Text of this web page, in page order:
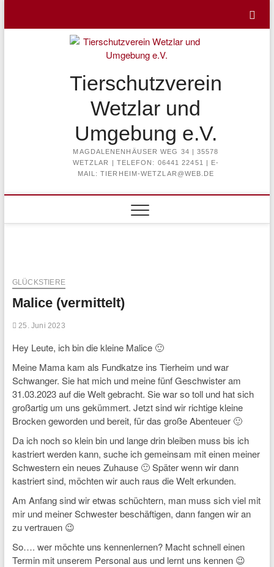
content
Tierschutzverein
Wetzlar und
Umgebung e.V.
MAGDALENENHÄUSER WEG 34 | 35578
WETZLAR | TELEFON: 06441 22451 | E-
MAIL: TIERHEIM-WETZLAR@WEB.DE
GLÜCKSTIERE
Malice (vermittelt)
25. Juni 2023
Hey Leute, ich bin die kleine Malice 🙂
Meine Mama kam als Fundkatze ins Tierheim und war
Schwanger. Sie hat mich und meine fünf Geschwister am
31.03.2023 auf die Welt gebracht. Sie war so toll und hat sich
großartig um uns gekümmert. Jetzt sind wir richtige kleine
Brocken geworden und bereit, für das große Abenteuer 🙂
Da ich noch so klein bin und lange drin bleiben muss bis ich
kastriert werden kann, suche ich gemeinsam mit einen meiner
Schwestern ein neues Zuhause 🙂 Später wenn wir dann
kastriert sind, möchten wir auch raus die Welt erkunden.
Am Anfang sind wir etwas schüchtern, man muss sich viel mit
mir und meiner Schwester beschäftigen, dann fangen wir an
zu vertrauen 😉
So…. wer möchte uns kennenlernen? Macht schnell einen
Termin mit unserem Personal aus und lernt uns kennen 😉